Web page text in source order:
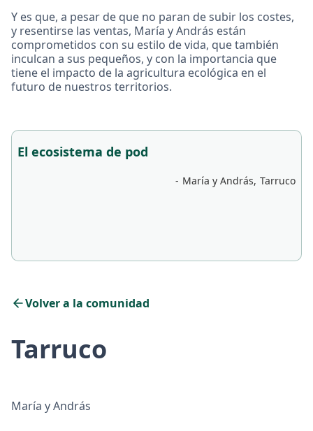
Volver a la comunidad
Tarruco
María y András
Y es que, a pesar de que no paran de subir los costes,
y resentirse las ventas, María y András están
comprometidos con su estilo de vida, que también
inculcan a sus pequeños, y con la importancia que
tiene el impacto de la agricultura ecológica en el
futuro de nuestros territorios.
El ecosistema de pod
- María y András, Tarruco